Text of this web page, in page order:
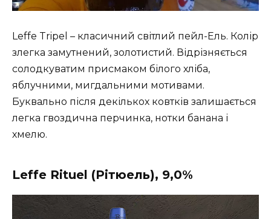
Leffe Tripel – класичний світлий пейл-Ель. Колір
злегка замутнений, золотистий. Відрізняється
солодкуватим присмаком білого хліба,
яблучними, мигдальними мотивами.
Буквально після декількох ковтків залишається
легка гвоздична перчинка, нотки банана і
хмелю.
Leffe Rituel (Рітюель), 9,0%